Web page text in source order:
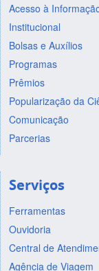
Acesso à
Institucional
Bolsas e Auxílios
Programas
Prêmios
Popularização da
Comunicação
Parcerias
Serviços
Ferramentas
Ouvidoria
Central de
Agência de Viagem